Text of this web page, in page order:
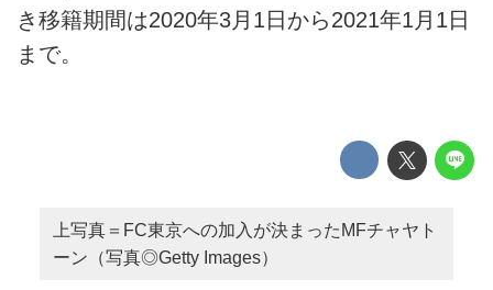
き移籍期間は2020年3月1日から2021年1月1日
まで。
上写真＝FC東京への加入が決まったMFチャヤト
ーン（写真◎Getty Images）